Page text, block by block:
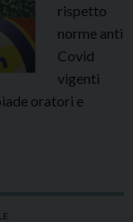
rispetto
norme anti
Covid
vigenti
oratori e